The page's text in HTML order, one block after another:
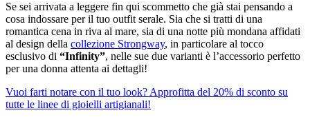
Se sei arrivata a leggere fin qui scommetto che già stai pensando a
cosa indossare per il tuo outfit serale. Sia che si tratti di una
romantica cena in riva al mare, sia di una notte più mondana affidati
al design della collezione Strongway, in particolare al tocco
esclusivo di “Infinity”, nelle sue due varianti è l’accessorio perfetto
per una donna attenta ai dettagli!
Vuoi farti notare con il tuo look? Approfitta del 20% di sconto su
tutte le linee di gioielli artigianali!